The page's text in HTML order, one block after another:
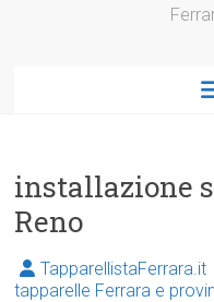
installazione
Reno
TapparellistaFerrara.it
tapparelle Ferrara e